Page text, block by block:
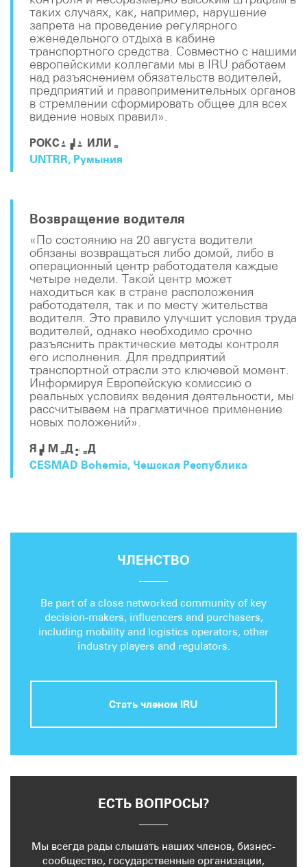
таких случаях, как, например, нарушение
запрета на проведение регулярного
еженедельного отдыха в кабине
транспортного средства. Совместно с нашими
европейскими коллегами мы в IRU работаем
над разъяснением обязательств водителей,
предприятий и правоприменительных органов
в стремлении сформировать общее для всех
видение новых правил».
РОКСАНА ИЛИЕ
UNTRR, Румыния
Возвращение водителя
«По состоянию на 20 августа водители
обязаны возвращаться либо домой, либо в
операционный центр работодателя каждые
четыре недели. Такой центр может
находиться как в стране расположения
работодателя, так и по месту жительства
водителя. Это правило улучшит условия труда
водителей, однако необходимо срочно
разъяснить практические методы контроля
его исполнения. Для предприятий
транспортной отрасли это ключевой момент.
Информируя Европейскую комиссию о
реальных условиях ведения деятельности, мы
рассчитываем на прагматичное применение
новых положений».
ЯН МЕДВЕД
CESMAD Bohemia, Чешская Республика
ЧЛЕНСТВО
Be part of a close networked community of key
decision-makers, influencers and purchasers,
including mobility and logistics operators, other
industry players and regulators.
Стать членом IRU
ЕСТЬ ВОПРОСЫ?
Мы всегда рады слышать наших членов, бизнес-
сообщество, государственные организации,